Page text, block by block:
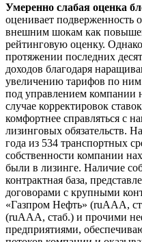
Умеренно слабая оценка
оценивает подверженность
внешним шокам как
рейтинговую оценку.
протяжении последних
доходов благодаря
увеличению тарифов по
под управлением компании
случае корректировок
комфортнее справляться с
лизинговых обязательств.
года из 534 транспортных
собственности компании
были в лизинге. Наличие
контрактная база,
договорами с крупными
«Газпром Нефть» (ruAAA,
(ruAAA, стаб.) и прочими
предприятиями,